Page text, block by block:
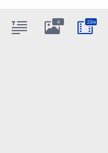
4 22м